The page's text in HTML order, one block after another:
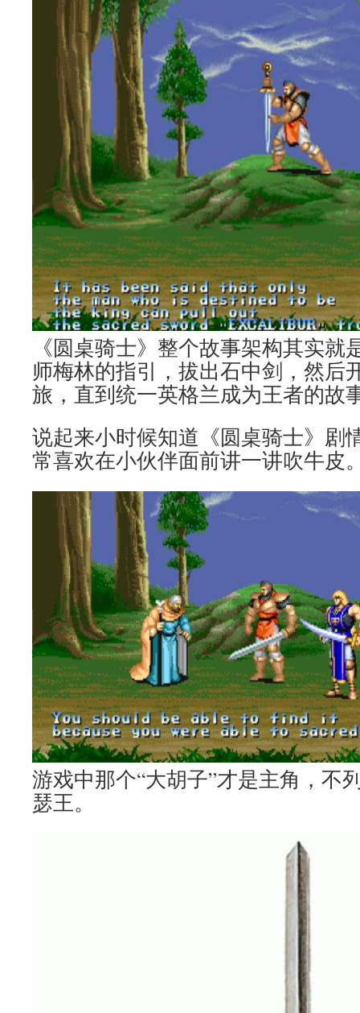
《圆桌骑士》整个故事架构其实就
师梅林的指引，拔出石中剑，然后
旅，直到统一英格兰成为王者的故
说起来小时候知道《圆桌骑士》剧
常喜欢在小伙伴面前讲一讲吹牛皮
游戏中那个“大胡子”才是主角，不
瑟王。